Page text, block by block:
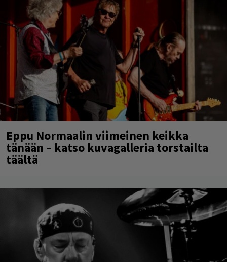
Eppu Normaalin viimeinen keikka
tänään – katso kuvagalleria torstailta
täältä